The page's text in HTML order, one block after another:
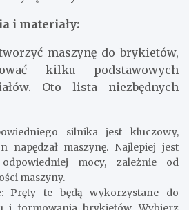
i materiały:
maszynę do brykietów,
kilku podstawowych
Oto lista niezbędnych
silnika jest kluczowy,
napędzał maszynę. Najlepiej jest
mocy, zależnie od
maszyny.
: Pręty te będą wykorzystane do